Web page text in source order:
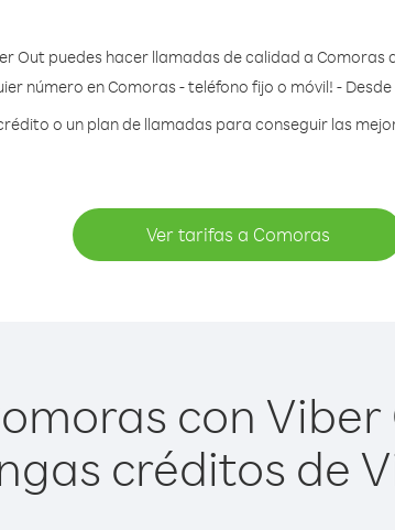
Out puedes hacer llamadas de calidad a Comoras
número en Comoras - teléfono fijo o móvil! -
o un plan de llamadas para conseguir las
Ver tarifas a Comoras
con Viber
créditos de